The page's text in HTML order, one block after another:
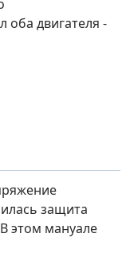
оба двигателя -
защита
этом мануале